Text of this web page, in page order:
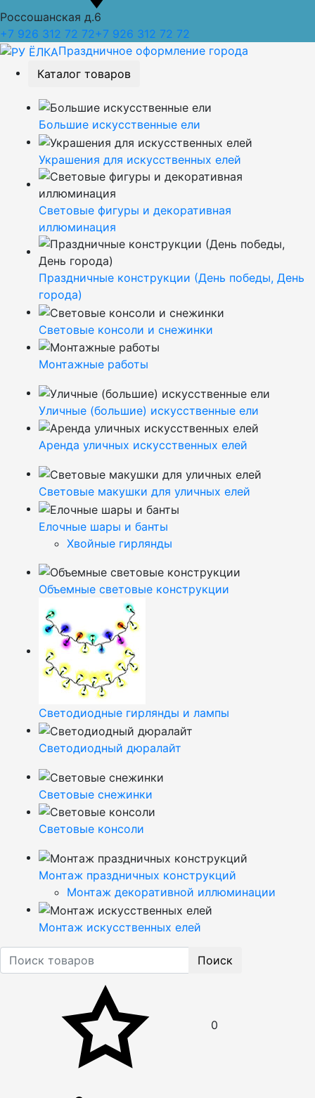
Россошанская д.6
+7 926 312 72 72+7 926 312 72 72
Праздничное оформление города
Каталог товаров
Большие искусственные ели
Украшения для искусственных елей
Световые фигуры и декоративная
иллюминация
Праздничные конструкции (День победы, День
города)
Световые консоли и снежинки
Монтажные работы
Уличные (большие) искусственные ели
Аренда уличных искусственных елей
Световые макушки для уличных елей
Елочные шары и банты
Хвойные гирлянды
Объемные световые конструкции
Светодиодные гирлянды и лампы
Светодиодный дюралайт
Световые снежинки
Световые консоли
Монтаж праздничных конструкций
Монтаж декоративной иллюминации
Монтаж искусственных елей
Поиск
0